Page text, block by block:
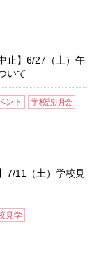
止】6/27（土）午
いて
ント 学校説明会
7/11（土）学校見
見学